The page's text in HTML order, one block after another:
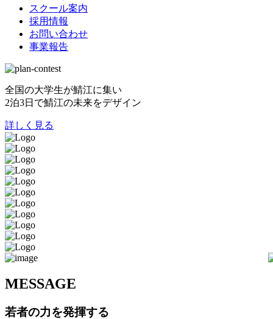
スクール案内
採用情報
お問い合わせ
事業報告
全国の大学生が鯖江に集い
2泊3日で鯖江の未来をデザイン
詳しく見る
MESSAGE
若者の力を発揮する